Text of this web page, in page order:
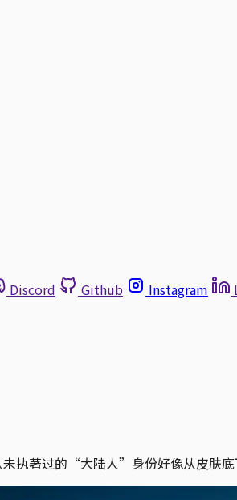
Discord Github Instagram
执著过的“大陆人”身份好像从皮肤